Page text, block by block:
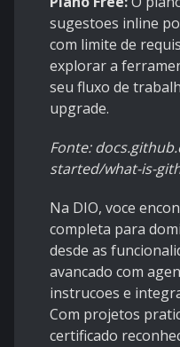
sugestoes inline
com limite de
explorar a
seu fluxo de
upgrade.
Fonte:
started/what-is-
Na DIO, voce
completa para
desde as
avancado com
instrucoes e
Com projetos
certificado